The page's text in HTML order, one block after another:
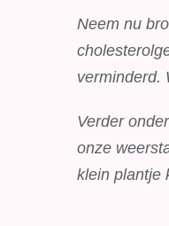
Neem nu
verminderd.
Verder
onze
klein plantje